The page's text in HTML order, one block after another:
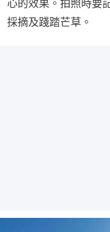
心的效果。拍照時要
採摘及踐踏芒草。